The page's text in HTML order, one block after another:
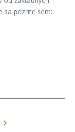
sa pozrite sem: